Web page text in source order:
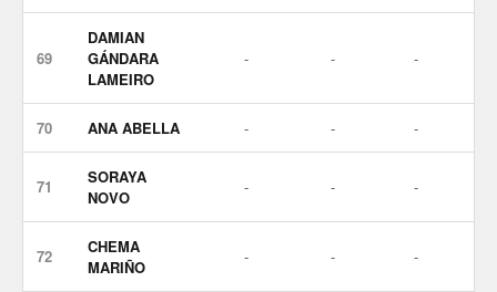
69
DAMIAN
GÁNDARA
LAMEIRO
- - -
70 ANA ABELLA - - -
71
SORAYA
NOVO
- - -
72
CHEMA
MARIÑO
- - -